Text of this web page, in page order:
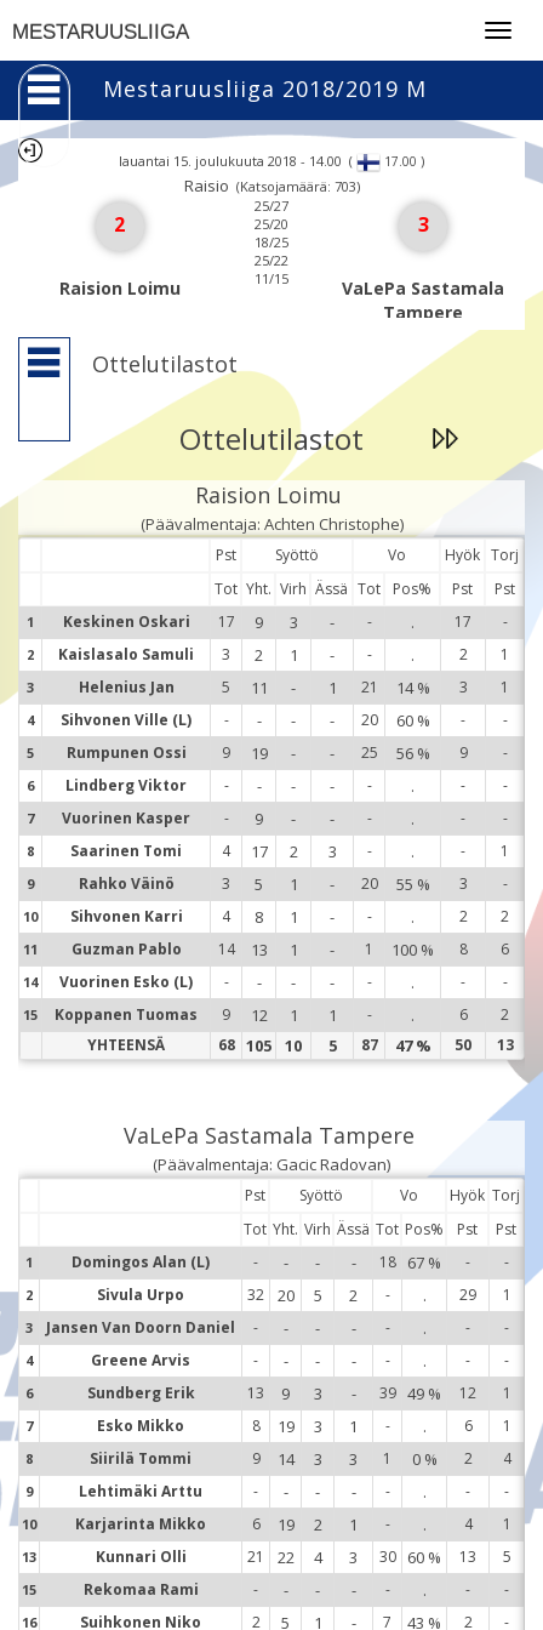
MESTARUUSLIIGA
Mestaruusliiga 2018/2019 M
lauantai 15. joulukuuta 2018 - 14.00 ( 17.00 )
Raisio (Katsojamäärä: 703)
2
Raision Loimu
25/27
25/20
18/25
25/22
11/15
3
VaLePa Sastamala
Tampere
Ottelutilastot
Ottelutilastot
Raision Loimu
(Päävalmentaja: Achten Christophe)
Pst Syöttö Vo Hyök Torj
Tot Yht. Virh Ässä Tot Pos% Pst Pst
1 Keskinen Oskari 17 9 3 - - . 17 -
2 Kaislasalo Samuli 3 2 1 - - . 2 1
3 Helenius Jan 5 11 - 1 21 14 % 3 1
4 Sihvonen Ville (L) - - - - 20 60 % - -
5 Rumpunen Ossi 9 19 - - 25 56 % 9 -
6 Lindberg Viktor - - - - - . - -
7 Vuorinen Kasper - 9 - - - . - -
8 Saarinen Tomi 4 17 2 3 - . - 1
9 Rahko Väinö 3 5 1 - 20 55 % 3 -
10 Sihvonen Karri 4 8 1 - - . 2 2
11 Guzman Pablo 14 13 1 - 1 100 % 8 6
14 Vuorinen Esko (L) - - - - - . - -
15 Koppanen Tuomas 9 12 1 1 - . 6
2
YHTEENSÄ
68 105 10 5 87 47 % 50 13
VaLePa Sastamala Tampere
(Päävalmentaja: Gacic Radovan)
Pst Syöttö Vo Hyök Torj
Tot Yht. Virh Ässä Tot Pos% Pst Pst
1 Domingos Alan (L) - - - - 18 67 % - -
2 Sivula Urpo 32 20 5 2 - . 29 1
3 Jansen Van Doorn Daniel - - - - - . - -
4 Greene Arvis - - - - - . - -
6 Sundberg Erik 13 9 3 - 39 49 % 12 1
7 Esko Mikko 8 19 3 1 - . 6 1
8 Siirilä Tommi 9 14 3 3 1 0 % 2 4
9 Lehtimäki Arttu - - - - - . - -
10 Karjarinta Mikko 6 19 2 1 - . 4 1
13 Kunnari Olli 21 22 4 3 30 60 % 13 5
15 Rekomaa Rami - - - - - . - -
16 Suihkonen Niko 2 5 1 - 7 43 % 2 -
1
10
8
10